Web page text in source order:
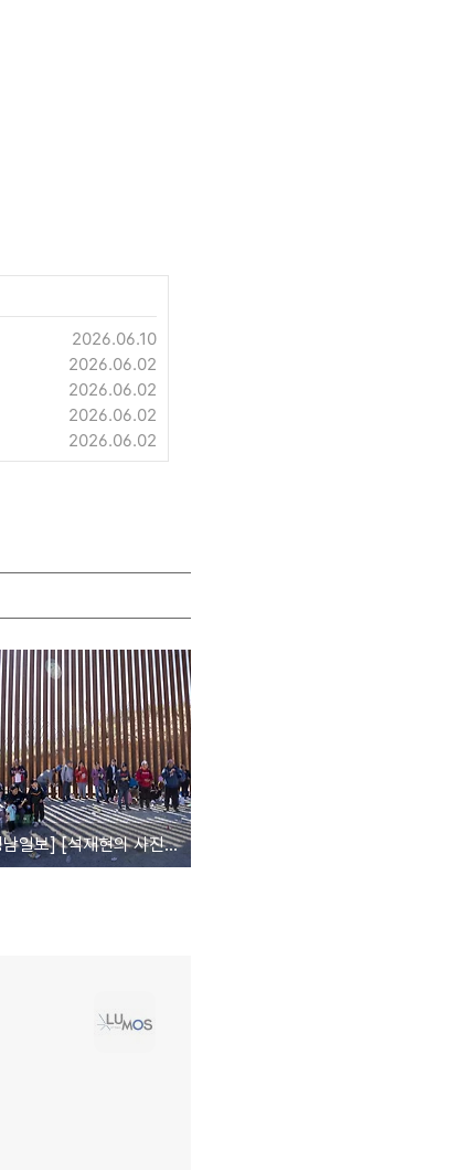
2026.06.10
2026.06.02
2026.06.02
2026.06.02
2026.06.02
[영남일보] [석재현의 사진 귀 기울이기] 벽으로 가는 길